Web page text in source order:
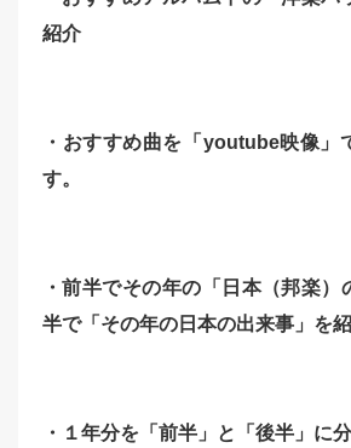
紹介
・おすすめ曲を「youtube映像」
す。
・前半でその年の「日本（邦楽）
半で「その年の日本の出来事」を
・１年分を「前半」と「後半」に